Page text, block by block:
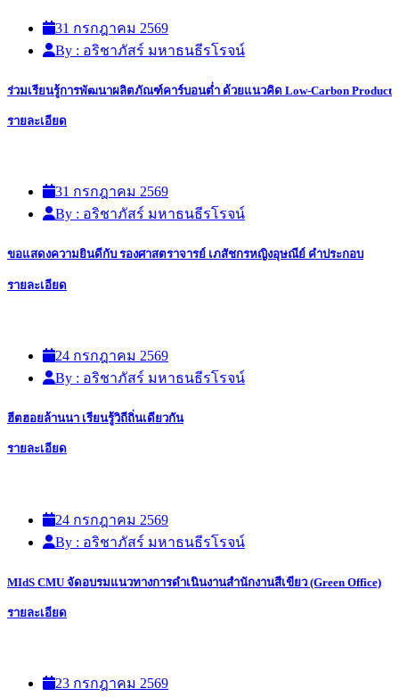
31 กรกฎาคม 2569
By : อริชาภัสร์ มหาธนธีรโรจน์
ร่วมเรียนรู้การพัฒนาผลิตภัณฑ์คาร์บอนต่ำ ด้วยแนวคิด Low-Carbon Product
รายละเอียด
31 กรกฎาคม 2569
By : อริชาภัสร์ มหาธนธีรโรจน์
ขอแสดงความยินดีกับ รองศาสตราจารย์ เภสัชกรหญิงอุษณีย์ คำประกอบ
รายละเอียด
24 กรกฎาคม 2569
By : อริชาภัสร์ มหาธนธีรโรจน์
ฮีตฮอยล้านนา เรียนรู้วิถีถิ่นเดียวกัน
รายละเอียด
24 กรกฎาคม 2569
By : อริชาภัสร์ มหาธนธีรโรจน์
MIdS CMU จัดอบรมแนวทางการดำเนินงานสำนักงานสีเขียว (Green Office)
รายละเอียด
23 กรกฎาคม 2569